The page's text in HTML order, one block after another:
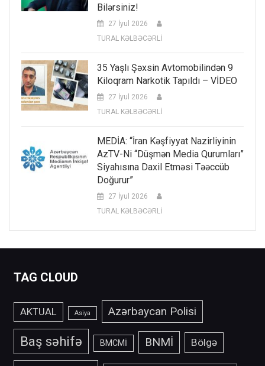
Bilərsiniz!
27 İyul 2026
TURAL KƏLBƏCƏRLİ
35 Yaşlı Şəxsin Avtomobilindən 9
Kiloqram Narkotik Tapıldı – VİDEO
27 İyul 2026
TURAL KƏLBƏCƏRLİ
MEDİA: “İran Kəşfiyyat Nazirliyinin
AzTV-Ni “düşmən Media Qurumları”
Siyahısına Daxil Etməsi Təəccüb
Doğurur”
27 İyul 2026
TURAL KƏLBƏCƏRLİ
TAG CLOUD
AKTUAL Asiya Azərbaycan Polisi
Baş səhifə BMCMİ BNMİ Bölgə